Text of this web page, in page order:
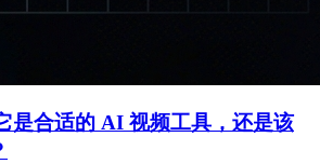
是合适的 AI 视频工具，还是该